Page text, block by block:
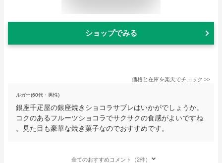
ショップでみる
価格と在庫を楽天でチェック >>
ルガー(60代・男性)
銀座千疋屋の銀座焼きショコラサブレはいかがでしょうか。
コクのあるフルーツショコラでサクサクの食感がよいですね
。見た目も豪華な焼き菓子なのでおすすめです。
全てのおすすめコメント（2件）